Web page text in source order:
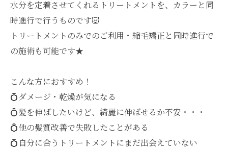
水分を定着させてくれるトリートメントを、カラーと同
時進行で行うものです🐷
トリートメントのみでのご利用・縮毛矯正と同時進行で
の施術も可能です★
こんな方におすすめ！
💍ダメージ・乾燥が気になる
💍髪を伸ばしたいけど、綺麗に伸ばせるか不安・・・
💍他の髪質改善で失敗したことがある
💍自分に合うトリートメントにまだ出会えていない